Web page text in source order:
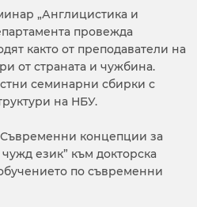
„Англицистика и
провежда
както от преподаватели на
от страната и чужбина.
семинарни сбирки с
на НБУ.
концепции за
език” към докторска
по съвременни